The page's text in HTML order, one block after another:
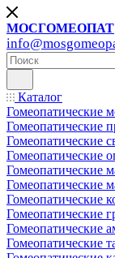
МОСГОМЕОПАТ
Каталог
Гомеопатические
Гомеопатические
Гомеопатические
Гомеопатические
Гомеопатические
Гомеопатические
Гомеопатические
Гомеопатические
Гомеопатические
Гомеопатические